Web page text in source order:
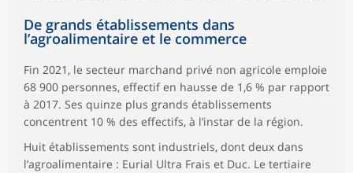
De grands établissements dans
l’agroalimentaire et le commerce
Fin 2021, le secteur marchand privé non agricole emploie
68 900 personnes, effectif en hausse de 1,6 % par rapport
à 2017. Ses quinze plus grands établissements
concentrent 10 % des effectifs, à l’instar de la région.
Huit établissements sont industriels, dont deux dans
l’agroalimentaire : Eurial Ultra Frais et Duc. Le tertiaire